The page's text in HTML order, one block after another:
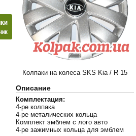
Колпаки на колеса SKS Kia / R 15
Описание
Комплектация:
4-ре колпака
4-ре металических кольца
Комплект эмблем с лого авто
4-ре зажимных кольца для эмблем